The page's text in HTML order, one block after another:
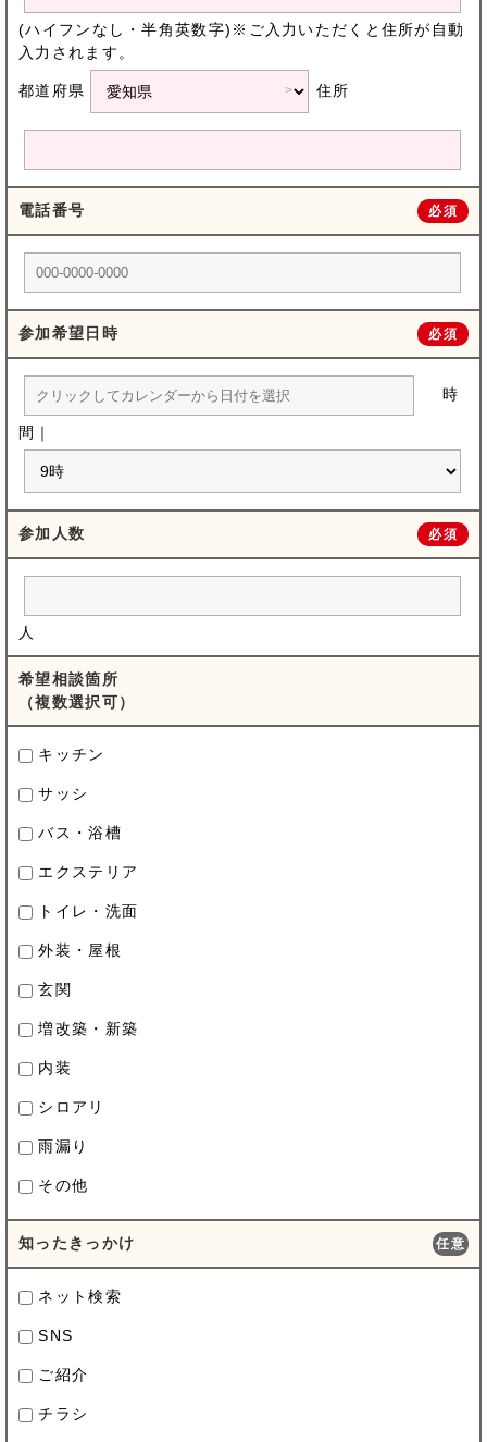
(ハイフンなし・半角英数字)※ご入力いただくと住所が自動
入力されます。
都道府県 住所
電話番号 必須
参加希望日時 必須
時
間｜
参加人数 必須
人
希望相談箇所
（複数選択可）
キッチン
サッシ
バス・浴槽
エクステリア
トイレ・洗面
外装・屋根
玄関
増改築・新築
内装
シロアリ
雨漏り
その他
知ったきっかけ 任意
ネット検索
SNS
ご紹介
チラシ